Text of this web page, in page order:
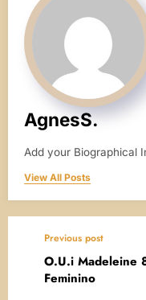
AgnesS.
Add your Biographical
View All Posts
Previous post
O.U.i Madeleine
Feminino